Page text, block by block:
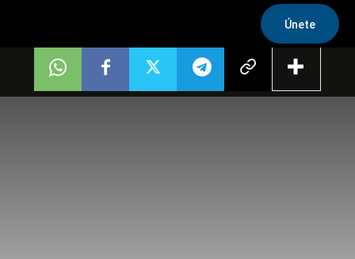
Únete